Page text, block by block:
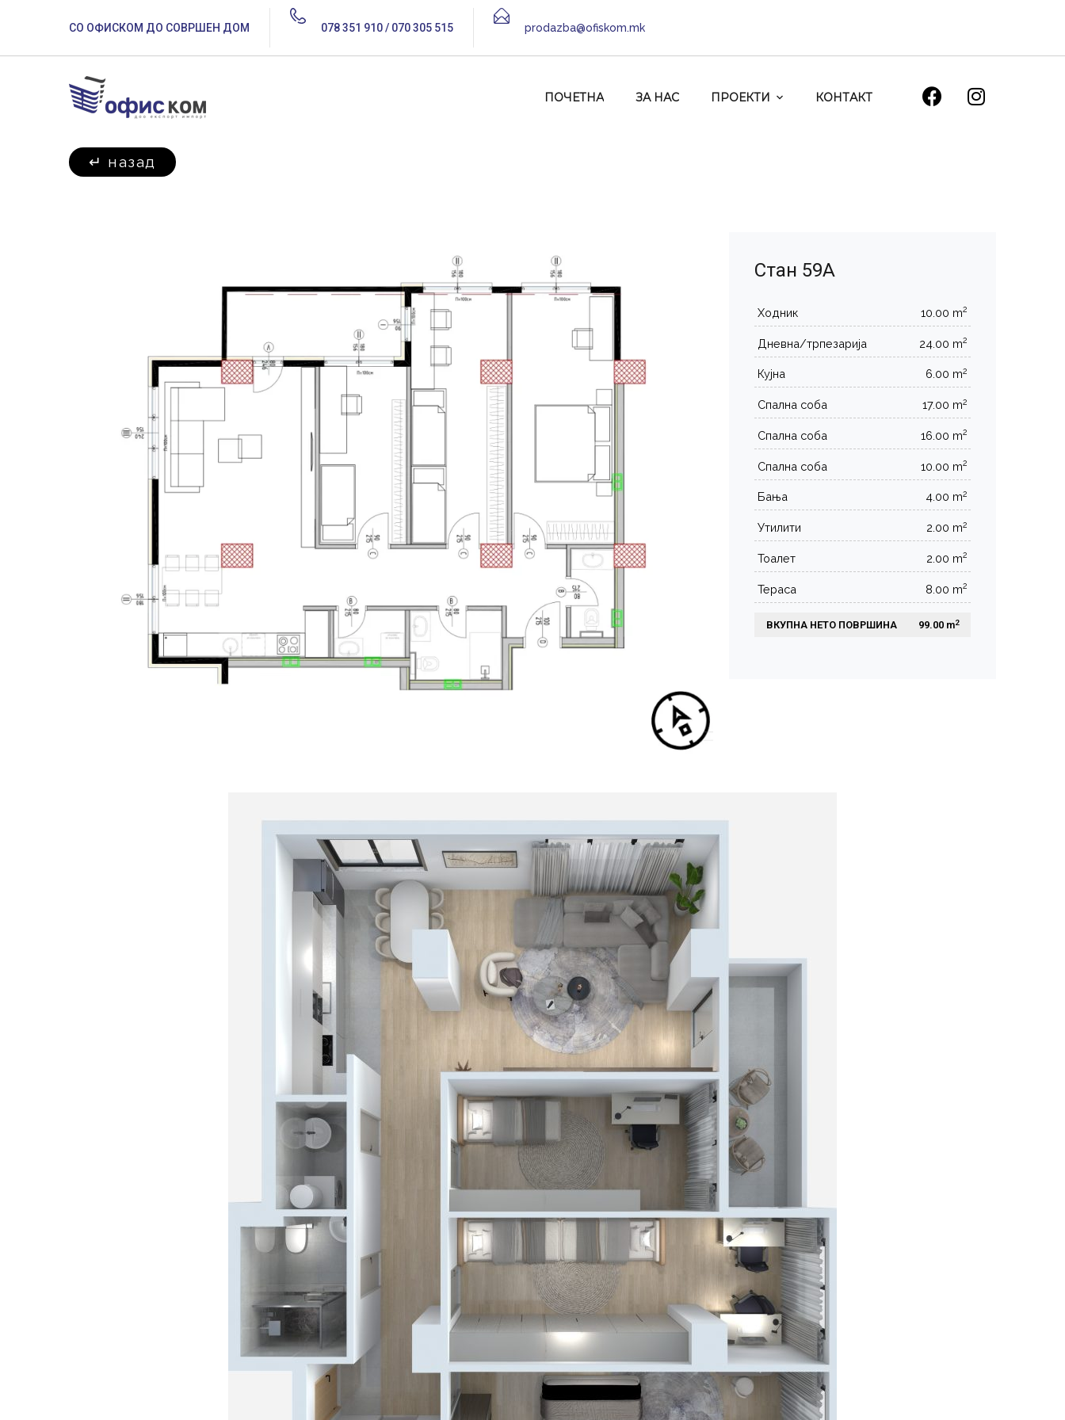
СО ОФИСКОМ ДО СОВРШЕН ДОМ 078 351 910 / 070 305 515 prodazba@ofiskom.mk
ПОЧЕТНА ЗА НАС ПРОЕКТИ КОНТАКТ
↵ назад
Стан 59А
Ходник 10.00 m2
Дневна/трпезарија 24.00 m2
Кујна 6.00 m2
Спална соба 17.00 m2
Спална соба 16.00 m2
Спална соба 10.00 m2
Бања 4.00 m2
Утилити 2.00 m2
Тоалет 2.00 m2
Тераса 8.00 m2
ВКУПНА НЕТО ПОВРШИНА 99.00 m2